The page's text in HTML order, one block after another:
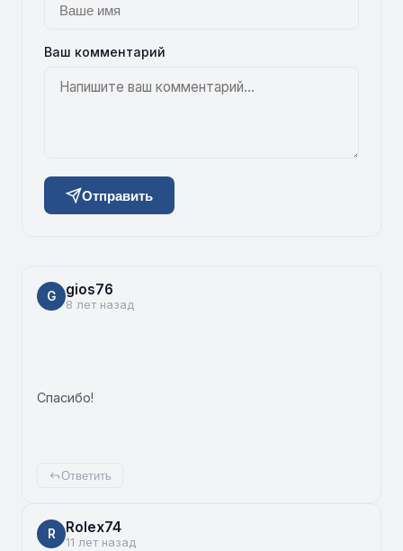
Ваш комментарий
Отправить
G gios76
8 лет назад
Спасибо!
Ответить
R Rolex74
11 лет назад